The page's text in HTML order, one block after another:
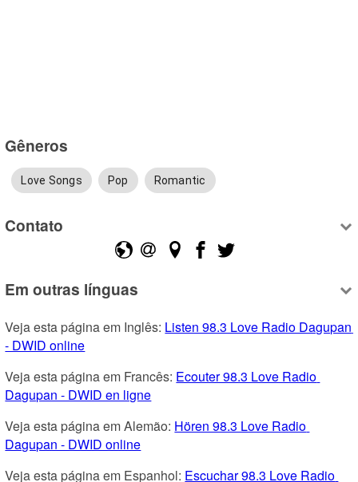
Gêneros
Love Songs Pop Romantic
Contato
Em outras línguas
Veja esta página em Inglês: Listen 98.3 Love Radio Dagupan
- DWID online
Veja esta página em Francês: Ecouter 98.3 Love Radio
Dagupan - DWID en ligne
Veja esta página em Alemão: Hören 98.3 Love Radio
Dagupan - DWID online
Veja esta página em Espanhol: Escuchar 98.3 Love Radio